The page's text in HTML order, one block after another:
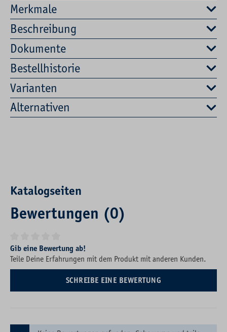
Merkmale
Beschreibung
Dokumente
Bestellhistorie
Varianten
Alternativen
Katalogseiten
Bewertungen (0)
Durchschnittliche Bewertung von 0 von 5 Sternen
Gib eine Bewertung ab!
Teile Deine Erfahrungen mit dem Produkt mit anderen Kunden.
SCHREIBE EINE BEWERTUNG